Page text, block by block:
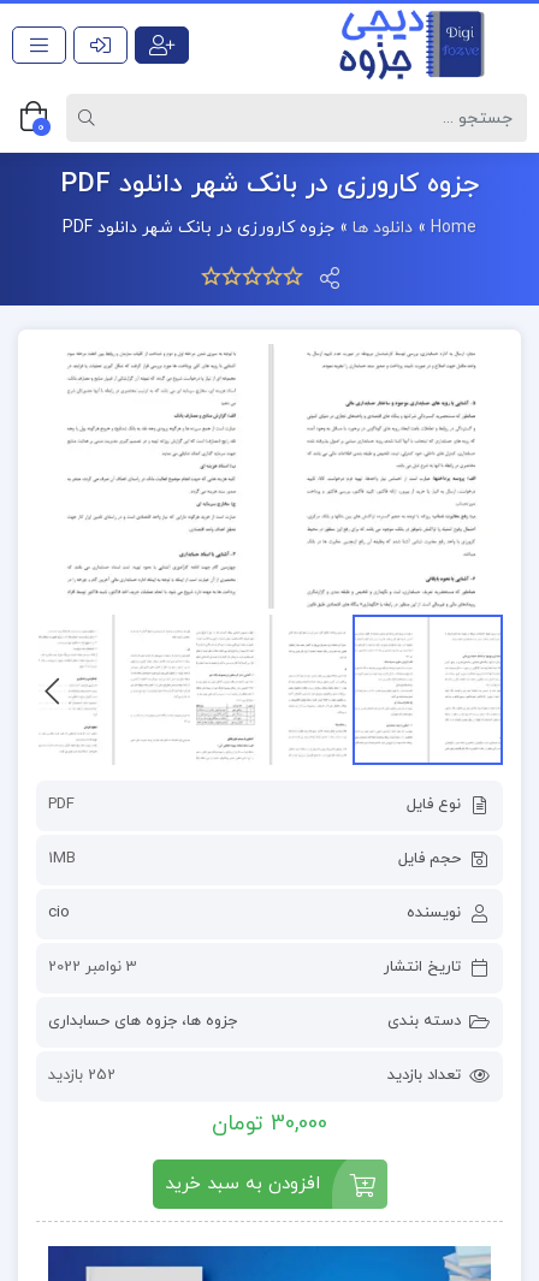
0
جزوه کارورزی در بانک شهر دانلود PDF
Home
» دانلود ها » جزوه کارورزی در بانک شهر دانلود PDF
نوع فایل PDF
حجم فایل 1MB
نویسنده cio
تاریخ انتشار 3 نوامبر 2022
دسته بندی جزوه ها، جزوه های حسابداری
تعداد بازدید 252 بازدید
30,000 تومان
افزودن به سبد خرید